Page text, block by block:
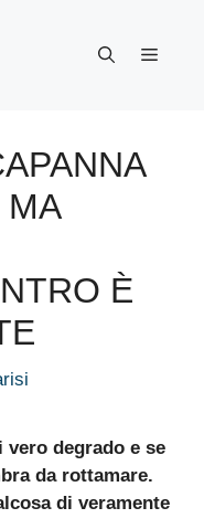
Menu
È
vero degrado e se
da rottamare.
di veramente